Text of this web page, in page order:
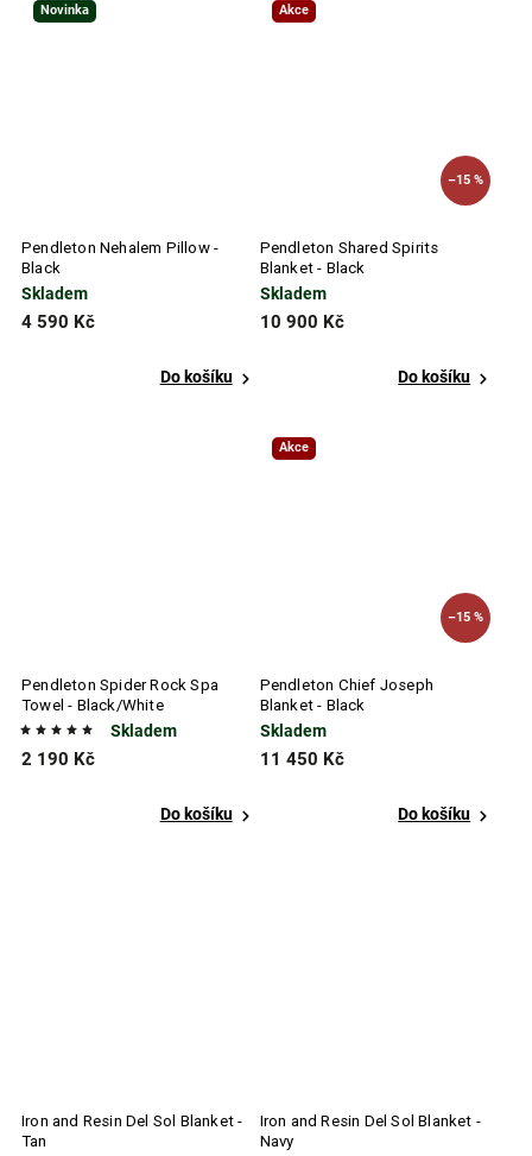
Novinka
Pendleton Nehalem Pillow -
Black
Skladem
4 590 Kč
Do košíku
Akce
–15 %
Pendleton Shared Spirits
Blanket - Black
Skladem
10 900 Kč
Do košíku
Pendleton Spider Rock Spa
Towel - Black/White
Skladem
2 190 Kč
Do košíku
Akce
–15 %
Pendleton Chief Joseph
Blanket - Black
Skladem
11 450 Kč
Do košíku
Iron and Resin Del Sol Blanket -
Tan
Iron and Resin Del Sol Blanket -
Navy